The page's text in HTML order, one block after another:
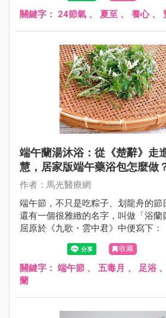
關鍵字： 24節氣 、 夏至 、 養心、
端午蘭湯沐浴：從《楚辭》走
慧，居家版端午藥浴包怎麼做
作者：馬光醫療網
端午節，不只是吃粽子、划龍舟的
還有一個很雅緻的名字，叫做「浴蘭
屈原於《九歌・雲中君》中便寫下：
《大戴禮記》也記載：「五月五日，
午以香草沐浴的習俗，至少已流傳兩
收藏
關鍵字： 端午節 、 五毒月 、 足浴 、
蘭